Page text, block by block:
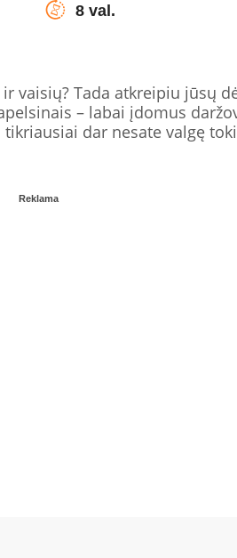
8 val.
vaisių? Tada atkreipiu jūsų
– labai įdomus
dar nesate valgę
Reklama